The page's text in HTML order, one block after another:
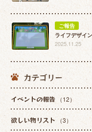
ご報告
ライフデザイ
2025.11.25
カテゴリー
イベントの報告 （12）
欲しい物リスト （3）